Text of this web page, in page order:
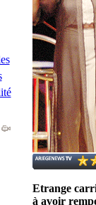
Etrange
à avoir